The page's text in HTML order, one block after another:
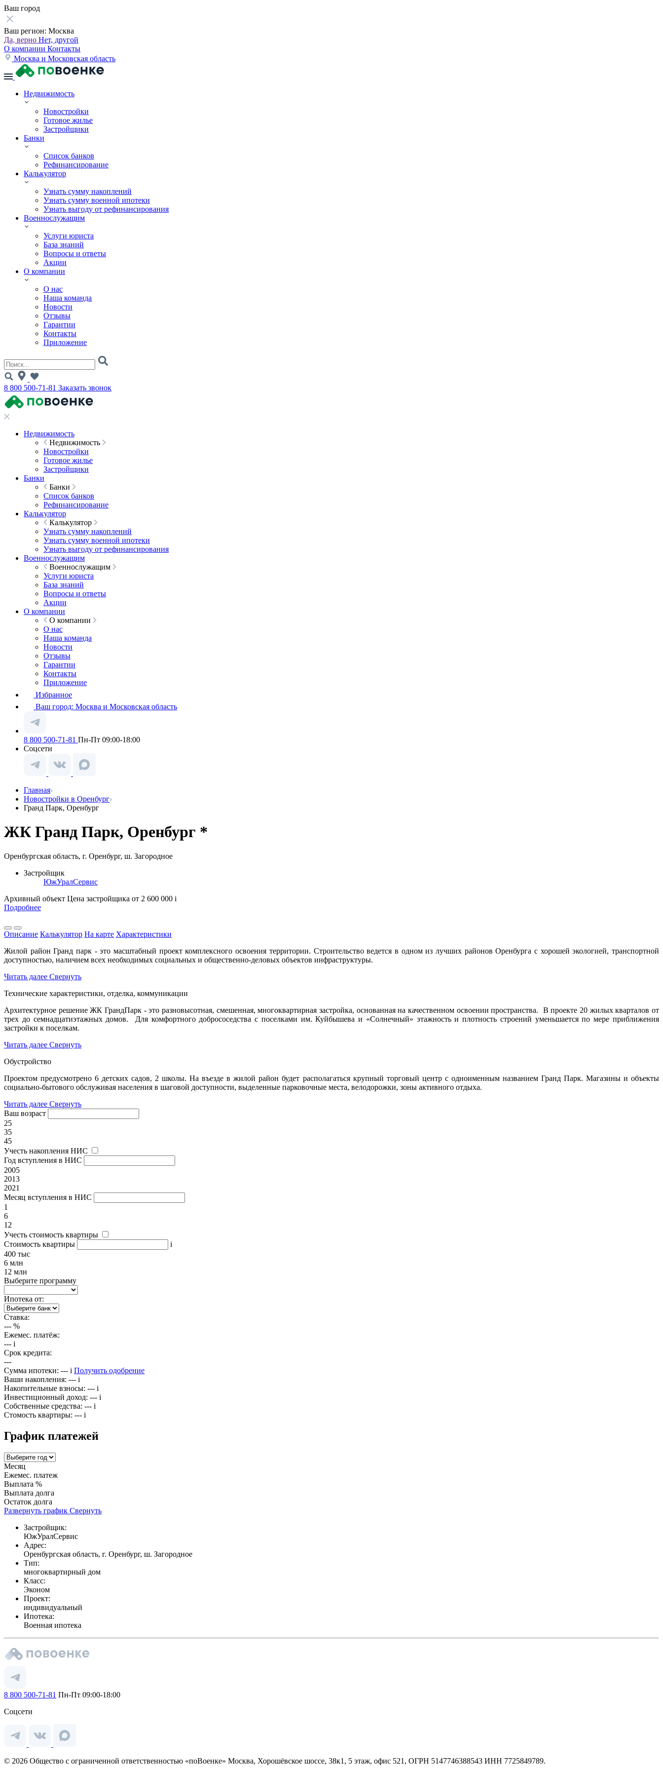
Ваш город
Ваш регион: Москва
Да, верно Нет, другой
О компании Контакты
Москва и Московская область
Недвижимость
Новостройки
Готовое жилье
Застройщики
Банки
Список банков
Рефинансирование
Калькулятор
Узнать сумму накоплений
Узнать сумму военной ипотеки
Узнать выгоду от рефинансирования
Военнослужащим
Услуги юриста
База знаний
Вопросы и ответы
Акции
О компании
О нас
Наша команда
Новости
Отзывы
Гарантии
Контакты
Приложение
8 800 500-71-81 Заказать звонок
Недвижимость
Недвижимость
Новостройки
Готовое жилье
Застройщики
Банки
Банки
Список банков
Рефинансирование
Калькулятор
Калькулятор
Узнать сумму накоплений
Узнать сумму военной ипотеки
Узнать выгоду от рефинансирования
Военнослужащим
Военнослужащим
Услуги юриста
База знаний
Вопросы и ответы
Акции
О компании
О компании
О нас
Наша команда
Новости
Отзывы
Гарантии
Контакты
Приложение
Избранное
Ваш город: Москва и Московская область
8 800 500-71-81 Пн-Пт 09:00-18:00
Соцсети
Главная
Новостройки в Оренбург
Гранд Парк, Оренбург
ЖК Гранд Парк, Оренбург *
Оренбургская область, г. Оренбург, ш. Загородное
Застройщик
ЮжУралСервис
Архивный объект Цена застройщика от 2 600 000 i
Подробнее
Описание Калькулятор На карте Характеристики
Жилой район Гранд парк - это масштабный проект комплексного освоения территории. Строительство ведется в одном из лучших районов Оренбурга с хорошей экологией, транспортной
доступностью, наличием всех необходимых социальных и общественно-деловых объектов инфраструктуры.
Читать далее Свернуть
Технические характеристики, отделка, коммуникации
Архитектурное решение ЖК ГрандПарк - это разновысотная, смешенная, многоквартирная застройка, основанная на качественном освоении пространства. В проекте 20 жилых кварталов от
трех до семнадцатиэтажных домов. Для комфортного добрососедства с поселками им. Куйбышева и «Солнечный» этажность и плотность строений уменьшается по мере приближения
застройки к поселкам.
Читать далее Свернуть
Обустройство
Проектом предусмотрено 6 детских садов, 2 школы. На въезде в жилой район будет располагаться крупный торговый центр с одноименным названием Гранд Парк. Магазины и объекты
социально-бытового обслуживая населения в шаговой доступности, выделенные парковочные места, велодорожки, зоны активного отдыха.
Читать далее Свернуть
Ваш возраст
25
35
45
Учесть накопления НИС
Год вступления в НИС
2005
2013
2021
Месяц вступления в НИС
1
6
12
Учесть стоимость квартиры
Стоимость квартиры
i
400 тыс
6 млн
12 млн
Выберите программу
Ипотека от:
Ставка:
--- %
Ежемес. платёж:
--- i
Срок кредита:
---
Сумма ипотеки: --- i Получить одобрение
Ваши накопления: --- i
Накопительные взносы: --- i
Инвестиционный доход: --- i
Собственные средства: --- i
Стомость квартиры: --- i
График платежей
Месяц
Ежемес. платеж
Выплата %
Выплата долга
Остаток долга
Развернуть график Свернуть
Застройщик:
ЮжУралСервис
Адрес:
Оренбургская область, г. Оренбург, ш. Загородное
Тип:
многоквартирный дом
Класс:
Эконом
Проект:
индивидуальный
Ипотека:
Военная ипотека
8 800 500-71-81 Пн-Пт 09:00-18:00
Соцсети
© 2026 Общество с ограниченной ответственностью «поВоенке» Москва, Хорошёвское шоссе, 38к1, 5 этаж, офис 521, ОГРН 5147746388543 ИНН 7725849789.